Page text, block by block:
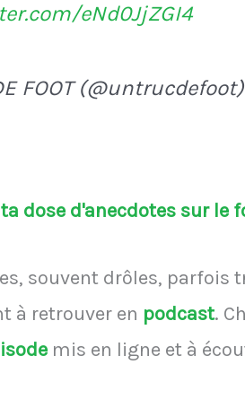
eNd0JjZGI4
FOOT
ta dose d'anecdotes sur le
souvent drôles, parfois
à retrouver en podcast.
mis en ligne et à